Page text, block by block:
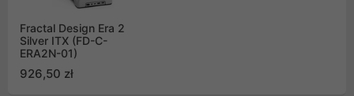
Fractal Design Era 2
Silver ITX (FD-C-
ERA2N-01)
926,50 zł